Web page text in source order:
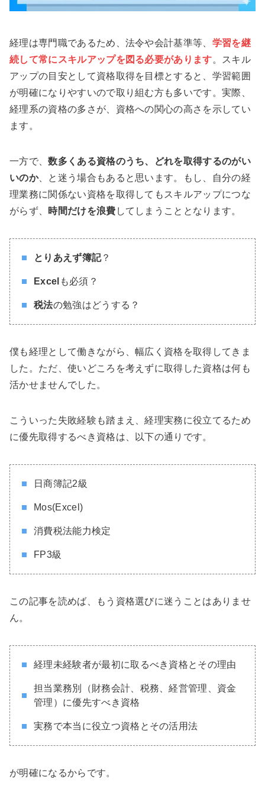
経理は専門職であるため、法令や会計基準等、 学習を継
続して常にスキルアップを図る必要があります。スキル
アップの目安として資格取得を目標とすると、学習範囲
が明確になりやすいので取り組む方も多いです。実際、
経理系の資格の多さが、資格への関心の高さを示してい
ます。
一方で、数多くある資格のうち、どれを取得するのがい
いのか、と迷う場合もあると思います。もし、自分の経
理業務に関係ない資格を取得してもスキルアップにつな
がらず、
時間だけを浪費 してしまうこととなります。
とりあえず簿記？
Excel も必須？
税法の勉強はどうする？
僕も経理として働きながら、幅広く資格を取得してきま
した。ただ、使いどころを考えずに取得した資格は何も
活かせませんでした。
こういった失敗経験も踏まえ、経理実務に役立てるため
に優先取得するべき資格は、以下の通りです。
日商簿記2級
Mos(Excel)
消費税法能力検定
FP3級
この記事を読めば、もう資格選びに迷うことはありませ
ん。
経理未経験者が最初に取るべき資格とその理由
担当業務別（財務会計、税務、経営管理、資金
管理）に優先すべき資格
実務で本当に役立つ資格とその活用法
が明確になるからです。